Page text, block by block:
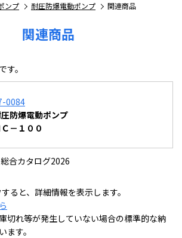
ンプ 耐圧防爆電動ポンプ 関連商品
関連商品
す。
0084
防爆電動ポンプ
Ｃ－１００
合カタログ2026
ると、詳細情報を表示します。
切れ等が発生していない場合の標準的な納
ます。